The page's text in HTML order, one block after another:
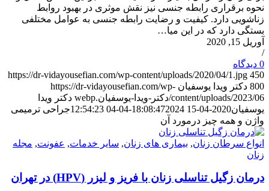
نحوه برقراری رابطه جنسی نیز نقش موثری در بهبود روابط
زناشویی دارد. کیفیت و رضایت رابطه جنسی به عوامل مختلفی
بستگی دارد که در این میا…
آوریل 15, 2020
/
0 دیدگاه‌
https://dr-vidayousefian.com/wp-content/uploads/2020/04/1.jpg 450
800 دکتر ویدا یوسفیان https://dr-vidayousefian.com/wp-
content/uploads/2023/06/دکتر-ویدا-یوسفیان.webp
دکتر ویدا
یوسفیان2020-04-15 18:08:47
2024-04-04 12:54:23
جراحی ترمیمی
واژن و همه چیز درمورد آن
انواع سرطان زنان, بیماری های زنان, سایر خدمات, عفونت, مجله
زنان
درمان زگیل تناسلی زنان با فریز و لیزر (HPV) در تهران